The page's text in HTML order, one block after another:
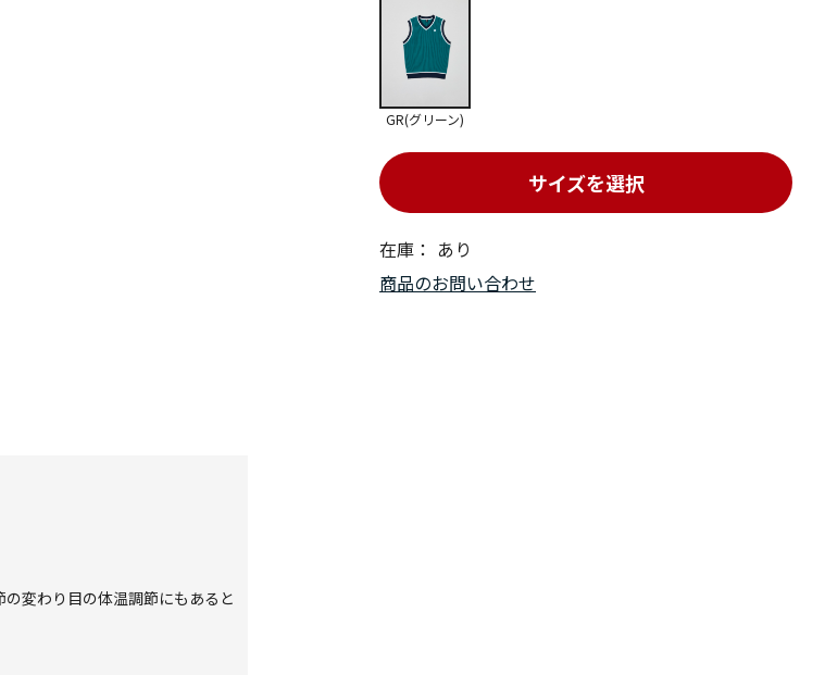
在庫： あり
サイズを選択
GR(グリーン)
商品のお問い合わせ
変わり目の体温調節にもあると